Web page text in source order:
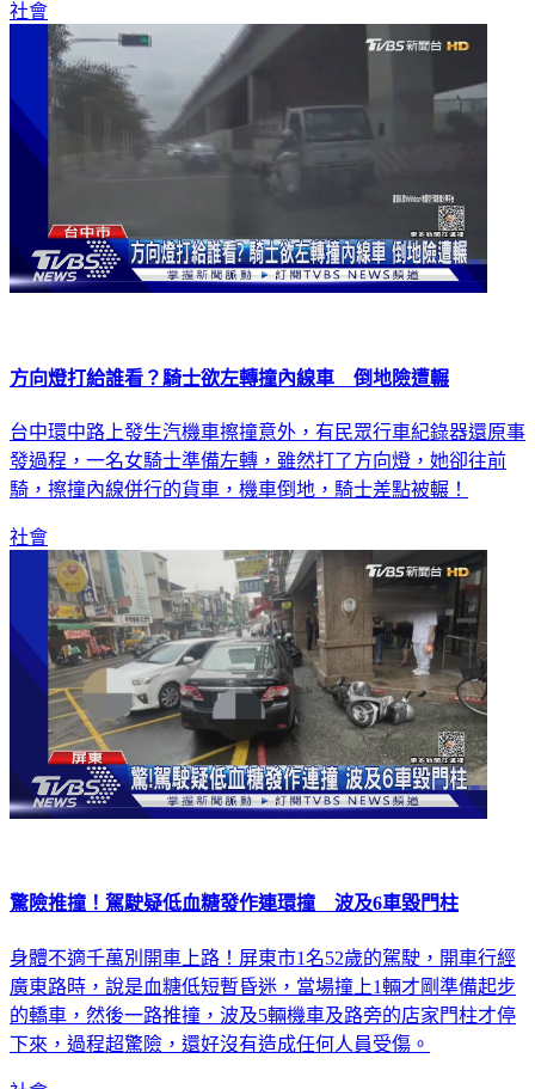
社會
方向燈打給誰看？騎士欲左轉撞內線車 倒地險遭輾
台中環中路上發生汽機車擦撞意外，有民眾行車紀錄器還原事
發過程，一名女騎士準備左轉，雖然打了方向燈，她卻往前
騎，擦撞內線併行的貨車，機車倒地，騎士差點被輾！
社會
驚險推撞！駕駛疑低血糖發作連環撞 波及6車毀門柱
身體不適千萬別開車上路！屏東市1名52歲的駕駛，開車行經
廣東路時，說是血糖低短暫昏迷，當場撞上1輛才剛準備起步
的轎車，然後一路推撞，波及5輛機車及路旁的店家門柱才停
下來，過程超驚險，還好沒有造成任何人員受傷。